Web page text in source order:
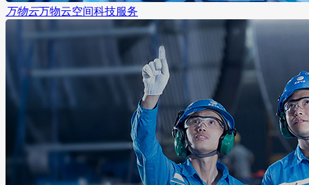
万物云万物云空间科技服务